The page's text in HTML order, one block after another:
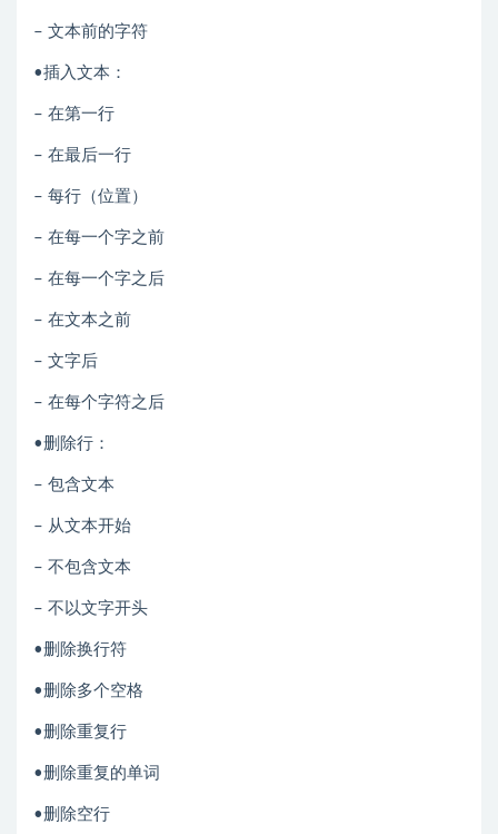
– 文本前的字符
•插入文本：
– 在第一行
– 在最后一行
– 每行（位置）
– 在每一个字之前
– 在每一个字之后
– 在文本之前
– 文字后
– 在每个字符之后
•删除行：
– 包含文本
– 从文本开始
– 不包含文本
– 不以文字开头
•删除换行符
•删除多个空格
•删除重复行
•删除重复的单词
•删除空行